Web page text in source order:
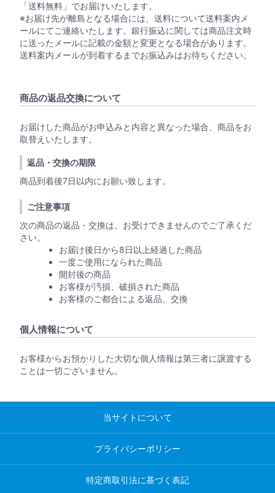
「送料無料」でお届けいたします。
※お届け先が離島となる場合には、送料について送料案内メ
ールにてご連絡いたします。銀行振込に関しては商品注文時
に送ったメールに記載の金額と変更となる場合があります。
送料案内メールが到着するまでお振込みはお待ちください。
商品の返品交換について
お届けした商品がお申込みと内容と異なった場合、商品をお
取替えいたします。
返品・交換の期限
商品到着後7日以内にお願い致します。
ご注意事項
次の商品の返品・交換は、お受けできませんのでご了承くだ
さい。
お届け後日から8日以上経過した商品
一度ご使用になられた商品
開封後の商品
お客様が汚損、破損された商品
お客様のご都合による返品、交換
個人情報について
お客様からお預かりした大切な個人情報は第三者に譲渡する
ことは一切ございません。
当サイトについて
プライバシーポリシー
特定商取引法に基づく表記